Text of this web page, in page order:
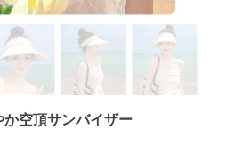
か空頂サンバイザー